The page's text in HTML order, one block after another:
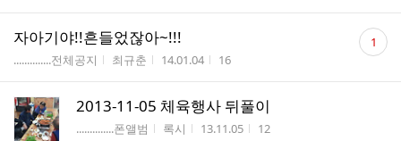
자아기야!!흔들었잖아~!!!
게시판명
..............전체공지 작성자
최규춘 작성시간
14.01.04 조회수
16
댓
글 1
2013-11-05 체육행사 뒤풀이
게시판명
..............폰앨범 작성자
록시 작성시간
13.11.05 조회수
12